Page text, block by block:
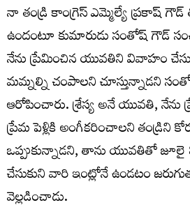
నా తండ్రి కాంగ్రెస్ ఎమ్మెల్యే ప్రకాష్
ఉందంటూ కుమారుడు సంతోష్ గౌడ్
నేను ప్రేమించిన యువతిని వివాహం
మమ్నల్ని చంపాలని చూస్తున్నాడని
ఆరోపించారు. శ్రేస్య అనే యువతి,
ప్రేమ పెళ్లికి అంగీకరించాలని తండ్రిని
ఒప్పుకున్నాడని, తాను యువతితో జూలై
చేసుకుని వారి ఇంట్లోనే ఉండటం
వెల్లడించాడు.